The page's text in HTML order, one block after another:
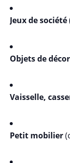
Jeux de
Objets de
Vaisselle,
Petit mobilier